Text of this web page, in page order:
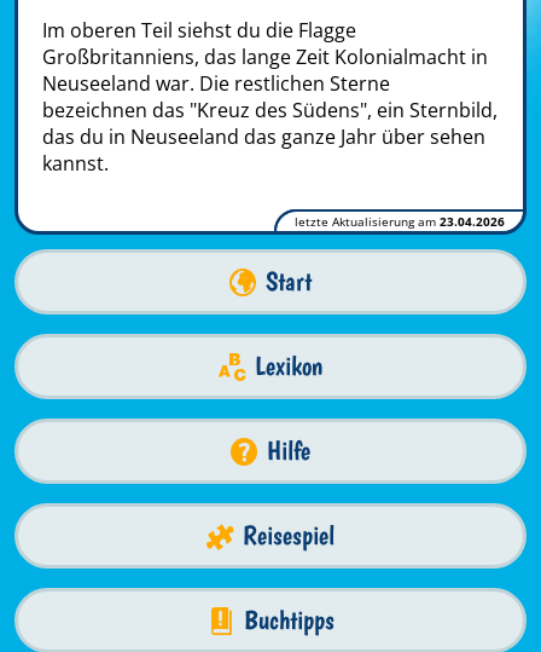
Im oberen Teil siehst du die Flagge
Großbritanniens, das lange Zeit Kolonialmacht in
Neuseeland war. Die restlichen Sterne
bezeichnen das "Kreuz des Südens", ein Sternbild,
das du in Neuseeland das ganze Jahr über sehen
kannst.
letzte Aktualisierung am 23.04.2026
Start
Lexikon
Hilfe
Reisespiel
Buchtipps